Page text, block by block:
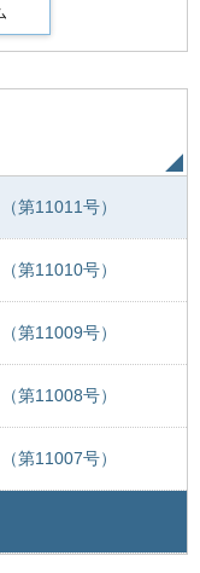
第11011号）
第11010号）
第11009号）
第11008号）
第11007号）